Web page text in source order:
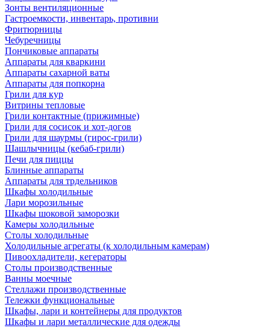
Зонты вентиляционные
Гастроемкости, инвентарь, противни
Фритюрницы
Чебуречницы
Пончиковые аппараты
Аппараты для кваркини
Аппараты сахарной ваты
Аппараты для попкорна
Грили для кур
Витрины тепловые
Грили контактные (прижимные)
Грили для сосисок и хот-догов
Грили для шаурмы (гирос-грили)
Шашлычницы (кебаб-грили)
Печи для пиццы
Блинные аппараты
Аппараты для трдельников
Шкафы холодильные
Лари морозильные
Шкафы шоковой заморозки
Камеры холодильные
Столы холодильные
Холодильные агрегаты (к холодильным камерам)
Пивоохладители, кегераторы
Столы производственные
Ванны моечные
Стеллажи производственные
Тележки функциональные
Шкафы, лари и контейнеры для продуктов
Шкафы и лари металлические для одежды